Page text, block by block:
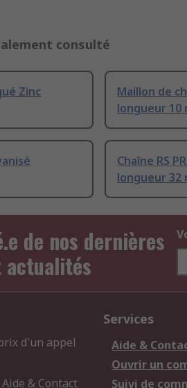
consulté
Zinc
Maillon de
longueur 10
Chaîne RS
longueur 32
de nos dernières
actualités
d'un appel
& Contact
Services
Aide &
Ouvrir un
Suivi de